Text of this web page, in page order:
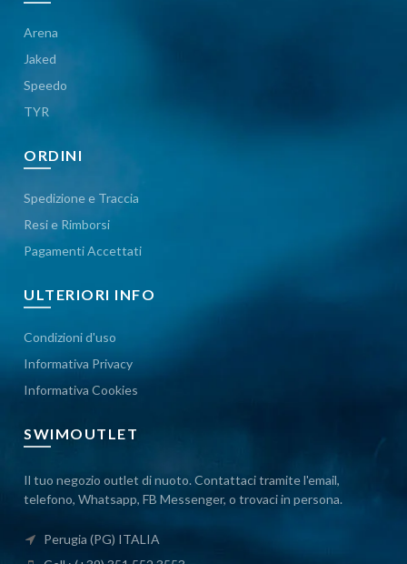
Arena
Jaked
Speedo
TYR
ORDINI
Spedizione e Traccia
Resi e Rimborsi
Pagamenti Accettati
ULTERIORI INFO
Condizioni d'uso
Informativa Privacy
Informativa Cookies
SWIMOUTLET
Il tuo negozio outlet di nuoto. Contattaci tramite l'email,
telefono, Whatsapp, FB Messenger, o trovaci in persona.
Perugia (PG) ITALIA